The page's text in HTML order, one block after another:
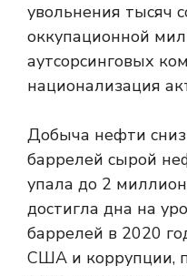
увольнения тысяч
оккупационной
аутсорсинговых
национализация
Добыча нефти
баррелей сырой
упала до 2
достигла дна на
баррелей в 2020
США и коррупции,